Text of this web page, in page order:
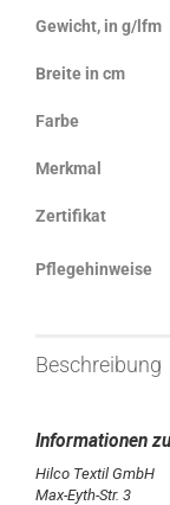
Gewicht, in g/lfm
Breite in cm
Farbe
Merkmal
Zertifikat
Pflegehinweise
Beschreibung
Hilco Textil GmbH
Max-Eyth-Str. 3